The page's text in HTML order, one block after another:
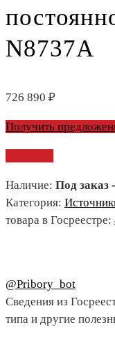
N8737A
726 890 ₽
Получить
Наличие: Под заказ
Категория:
товара в Госреестре:
@Pribory_bot
Сведения из
типа и другие